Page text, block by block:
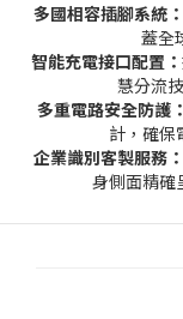
多國相容插腳系統：
蓋全
智能充電接口配置：
慧分流
多重電路安全防護：
計，確保
企業識別客製服務：
身側面精確